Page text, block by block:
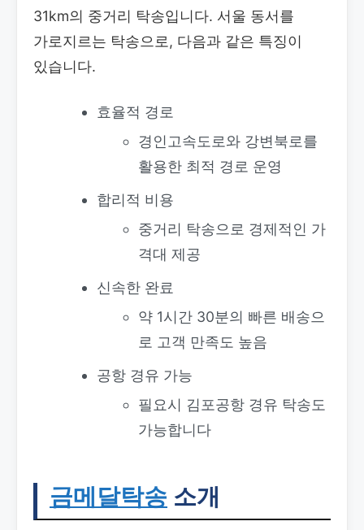
31km의 중거리 탁송입니다. 서울 동서를
가로지르는 탁송으로, 다음과 같은 특징이
있습니다.
효율적 경로
경인고속도로와 강변북로를
활용한 최적 경로 운영
합리적 비용
중거리 탁송으로 경제적인 가
격대 제공
신속한 완료
약 1시간 30분의 빠른 배송으
로 고객 만족도 높음
공항 경유 가능
필요시 김포공항 경유 탁송도
가능합니다
금메달탁송 소개